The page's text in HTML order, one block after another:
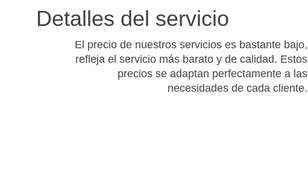
Detalles del servicio
El precio de nuestros servicios es bastante bajo,
refleja el servicio más barato y de calidad. Estos
precios se adaptan perfectamente a las
necesidades de cada cliente.